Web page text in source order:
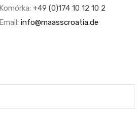
Komórka: +49 (0)174 10 12 10 2
Email: info@maasscroatia.de